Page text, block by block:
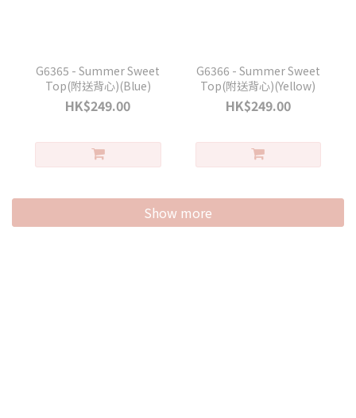
G6365 - Summer Sweet
Top(附送背心)(Blue)
HK$249.00
G6366 - Summer Sweet
Top(附送背心)(Yellow)
HK$249.00
Show more